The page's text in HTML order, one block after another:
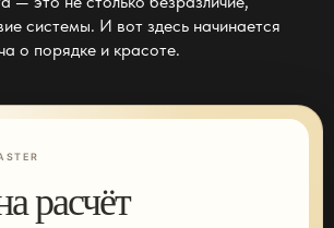
системы. И вот здесь начинается
о порядке и красоте.
расчёт